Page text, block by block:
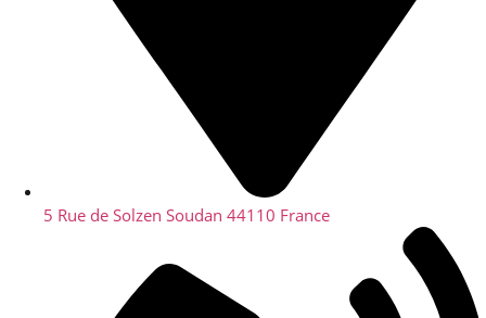
5 Rue de Solzen Soudan 44110 France